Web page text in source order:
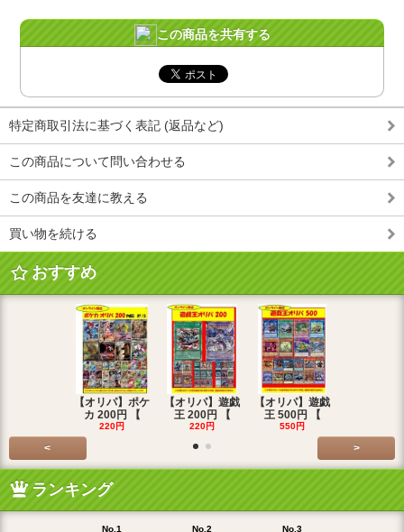
この商品を共有する
特定商取引法に基づく表記 (返品など)
この商品について問い合わせる
この商品を友達に教える
買い物を続ける
おすすめ
【オリパ】ポケ
カ 200円 【
220円
【オリパ】遊戯
王 200円 【
220円
【オリパ】遊戯
王 500円 【
550円
< >
ランキング
No.1 No.2 No.3